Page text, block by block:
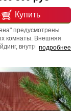
Купить
подробнее
предусмотрены
комнаты. Внешняя
внутренняя
по каркасной
Предусмотрено
проживание. В
-
ФУНДАМЕНТ.